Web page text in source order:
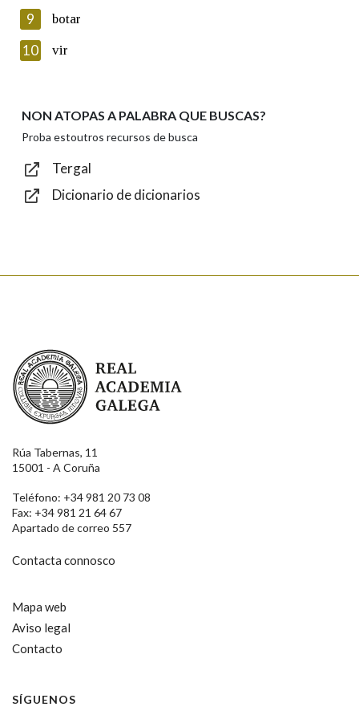
Introduce o código que aparece na imaxe:
Texto de verificación
9 botar
10 vir
NON ATOPAS A PALABRA QUE BUSCAS?
Proba estoutros recursos de busca
Tergal
Dicionario de dicionarios
Real Academia Galega
Rúa Tabernas, 11
15001 - A Coruña
Teléfono: +34 981 20 73 08
Fax: +34 981 21 64 67
Apartado de correo 557
Contacta connosco
Mapa web
Aviso legal
Contacto
SÍGUENOS